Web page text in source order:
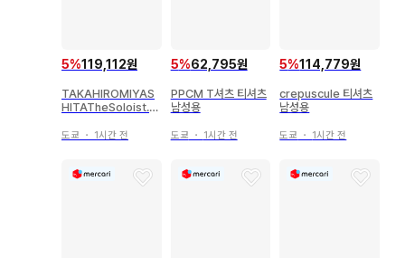
5%119,112원
TAKAHIROMIYAS
HITATheSoloist.
도쿄 ・ 1시간 전
5%62,795원
PPCM T셔츠 티셔츠
남성용
도쿄 ・ 1시간 전
5%114,779원
crepuscule 티셔츠
남성용
도쿄 ・ 1시간 전